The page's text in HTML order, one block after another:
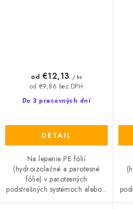
Do 3 pracovných dní
od €9,86 bez DPH
od €12,13 / ks
DETAIL
Na lepenie PE fólií
(hydroizolačné a parotesné
fólie) v parotesných
podstrešných systémoch alebo...